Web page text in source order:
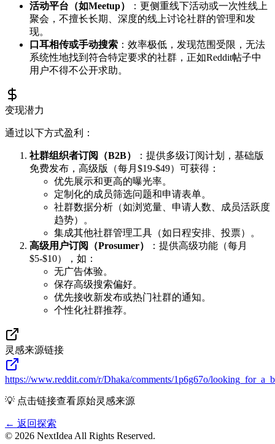
活动平台（如Meetup）
：更侧重线下活动或一次性线上
聚会，不擅长长期、深度的线上讨论社群的管理和发
现。
口耳相传或手动搜索 ：效率极低，发现范围受限，无法
系统性地找到符合特定要求的社群，正如Reddit帖子中
用户不得不公开求助。
变现潜力
通过以下方式盈利：
社群组织者订阅（B2B）
：提供多级订阅计划，基础版
免费发布，高级版（每月$19-$49）可获得：
优先展示和更高的曝光率。
定制化的成员筛选问题和申请表单。
社群数据分析（如浏览量、申请人数、成员活跃度
趋势）。
集成其他社群管理工具（如日程安排、投票）。
高级用户订阅（Prosumer）
：提供高级功能（每月
$5-$10），如：
无广告体验。
保存高级搜索偏好。
优先接收新发布或热门社群的通知。
个性化社群推荐。
灵感来源链接
https://www.reddit.com/r/Dhaka/comments/1p6g67o/
💡 点击链接查看原始灵感来源
← 返回探索
© 2026 NextIdea All Rights Reserved.